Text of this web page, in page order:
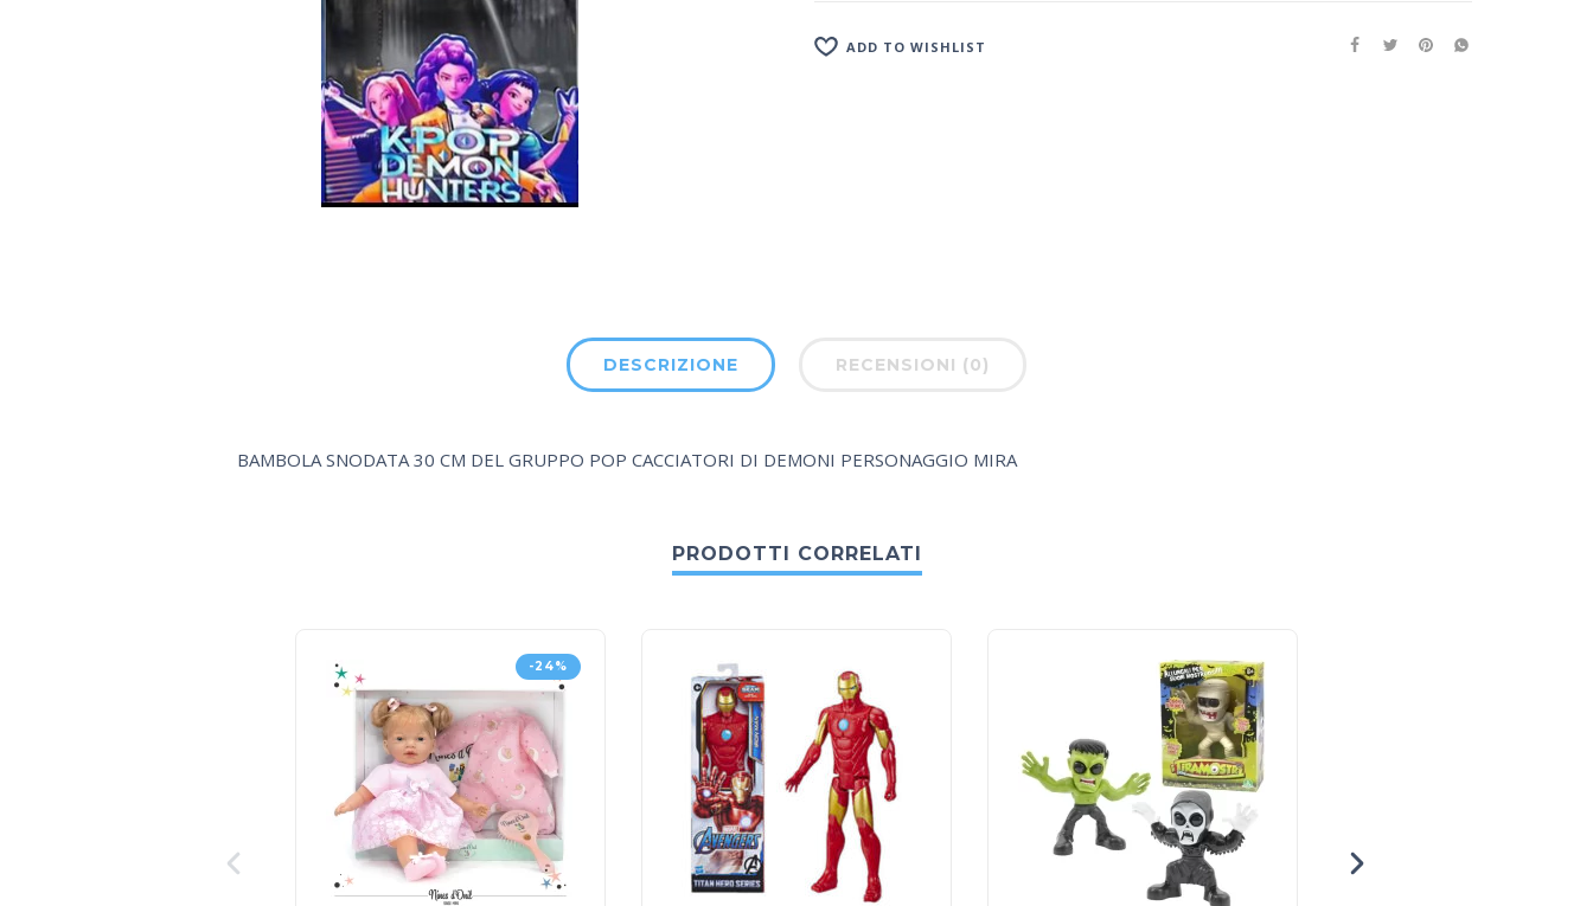
ADD TO WISHLIST
DESCRIZIONE RECENSIONI (0)
BAMBOLA SNODATA 30 CM DEL GRUPPO POP CACCIATORI DI DEMONI PERSONAGGIO MIRA
PRODOTTI CORRELATI
-24%